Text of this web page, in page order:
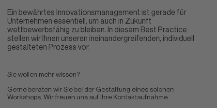
Ein bewährtes Innovationsmanagement ist gerade für
Unternehmen essentiell, um auch in Zukunft
wettbewerbsfähig zu bleiben. In diesem Best Practice
stellen wir Ihnen unseren ineinandergreifenden, individuell
gestalteten Prozess vor.
Sie wollen mehr wissen?
Gerne beraten wir Sie bei der Gestaltung eines solchen
Workshops. Wir freuen uns auf Ihre Kontaktaufnahme.